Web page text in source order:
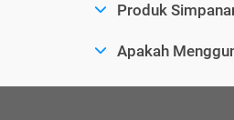
Produk
Apakah